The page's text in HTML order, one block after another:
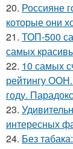
20. Россияне
которые они
21. ТОП-500
самых
22. 10 самых
рейтингу
году.
23.
интересных
24. Без